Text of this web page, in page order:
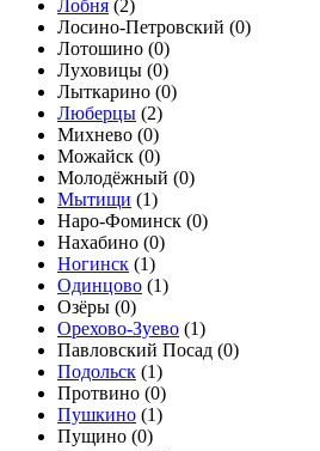
Лобня (2)
Лосино-Петровский (0)
Лотошино (0)
Луховицы (0)
Лыткарино (0)
Люберцы (2)
Михнево (0)
Можайск (0)
Молодёжный (0)
Мытищи (1)
Наро-Фоминск (0)
Нахабино (0)
Ногинск (1)
Одинцово (1)
Озёры (0)
Орехово-Зуево (1)
Павловский Посад (0)
Подольск (1)
Протвино (0)
Пушкино (1)
Пущино (0)